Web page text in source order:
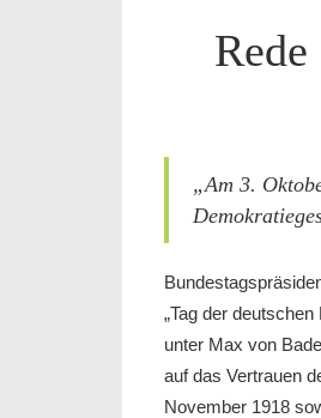
„Am 3.
„Tag der
unter Max von
auf das Vertrauen
November 1918